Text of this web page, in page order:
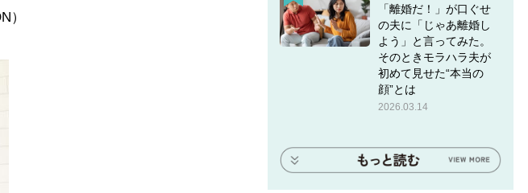
）
「離婚だ！」が口ぐせ
の夫に「じゃあ離婚し
よう」と言ってみた。
そのときモラハラ夫が
初めて見せた“本当の
顔”とは
2026.03.14